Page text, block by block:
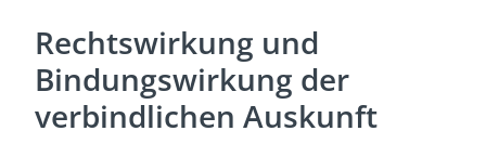
Rechtswirkung und
Bindungswirkung der
verbindlichen Auskunft